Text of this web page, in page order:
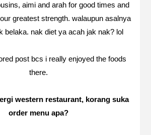
aimi and arah for good times and
greatest strength. walaupun asalnya
belaka. nak diet ya acah jak nak? lol
post bcs i really enjoyed the foods
there.
western restaurant, korang suka
order menu apa?